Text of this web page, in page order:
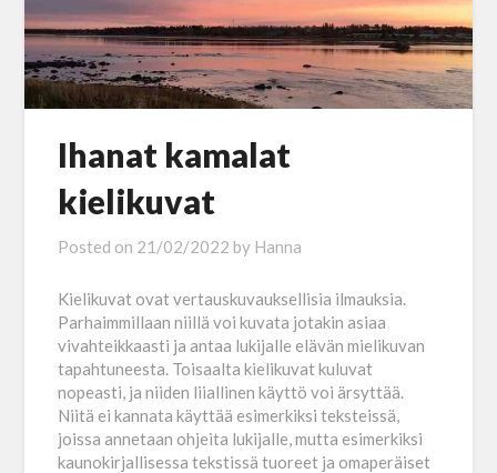
Ihanat kamalat
kielikuvat
Posted on 21/02/2022 by Hanna
Kielikuvat ovat vertauskuvauksellisia ilmauksia.
Parhaimmillaan niillä voi kuvata jotakin asiaa
vivahteikkaasti ja antaa lukijalle elävän mielikuvan
tapahtuneesta. Toisaalta kielikuvat kuluvat
nopeasti, ja niiden liiallinen käyttö voi ärsyttää.
Niitä ei kannata käyttää esimerkiksi teksteissä,
joissa annetaan ohjeita lukijalle, mutta esimerkiksi
kaunokirjallisessa tekstissä tuoreet ja omaperäiset